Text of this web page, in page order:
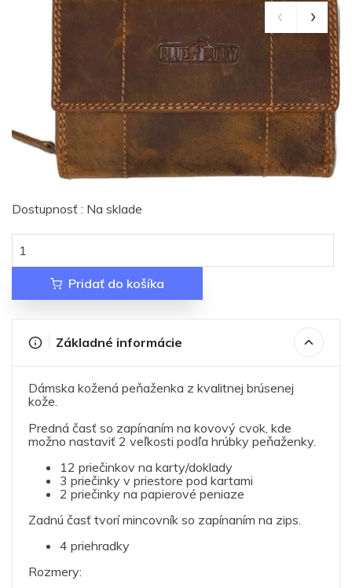
Dostupnosť : Na sklade
Pridať do košíka
Základné informácie
Dámska kožená peňaženka z kvalitnej brúsenej
kože.
Predná časť so zapínaním na kovový cvok, kde
možno nastaviť 2 veľkosti podľa hrúbky peňaženky.
12 priečinkov na karty/doklady
3 priečinky v priestore pod kartami
2 priečinky na papierové peniaze
Zadnú časť tvorí mincovník so zapínaním na zips.
4 priehradky
Rozmery: